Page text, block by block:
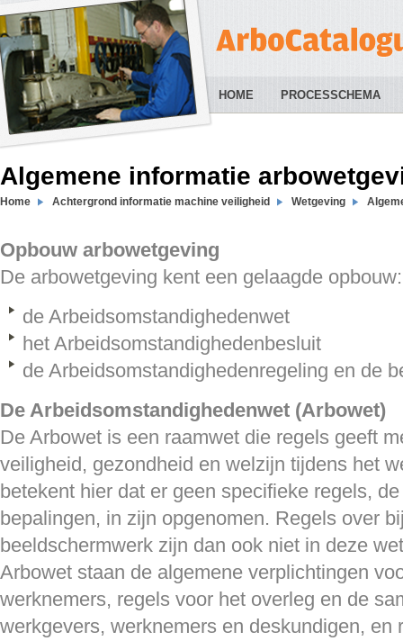
HOME PROCESSCHEMA
Algemene informatie
Home Achtergrond informatie machine veiligheid Wetgeving
Opbouw arbowetgeving
De arbowetgeving kent een gelaagde opbouw:
de Arbeidsomstandighedenwet
het Arbeidsomstandighedenbesluit
de Arbeidsomstandighedenregeling en de
De Arbeidsomstandighedenwet (Arbowet)
De Arbowet is een raamwet die regels geeft
veiligheid, gezondheid en welzijn tijdens het
betekent hier dat er geen specifieke regels,
bepalingen, in zijn opgenomen. Regels over
beeldschermwerk zijn dan ook niet in deze
Arbowet staan de algemene verplichtingen
werknemers, regels voor het overleg en de
werkgevers, werknemers en deskundigen, en